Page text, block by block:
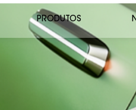
PRODUTOS